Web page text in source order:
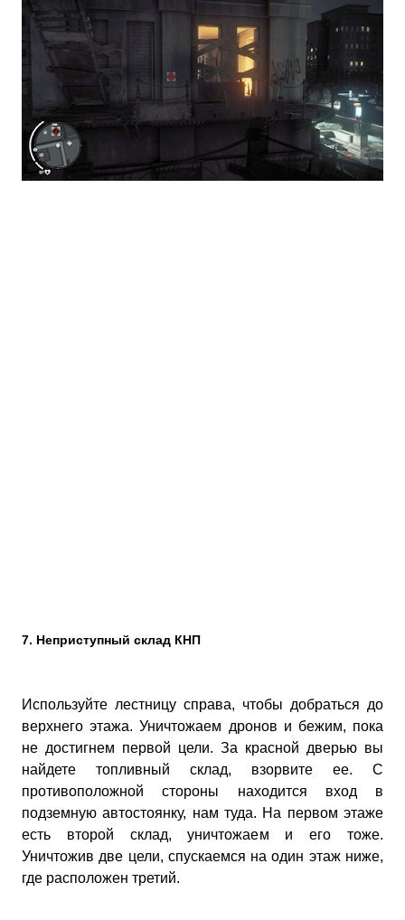
7. Неприступный склад КНП
Используйте лестницу справа, чтобы добраться до
верхнего этажа. Уничтожаем дронов и бежим, пока
не достигнем первой цели. За красной дверью вы
найдете топливный склад, взорвите ее. С
противоположной стороны находится вход в
подземную автостоянку, нам туда. На первом этаже
есть второй склад, уничтожаем и его тоже.
Уничтожив две цели, спускаемся на один этаж ниже,
где расположен третий.